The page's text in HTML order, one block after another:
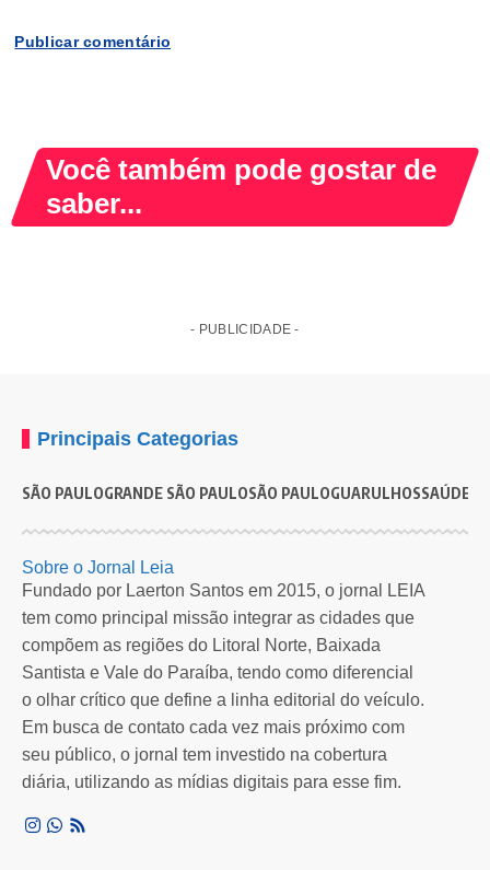
Você também pode gostar de
saber...
SAÚDE
Ônibus da Oftalmologia atende 200 pessoas em São
Bernardo
Ônibus da Oftalmologia, veículo adaptado para consultas e exames
oftalmológicos, atendeu gratuitamente…
- PUBLICIDADE -
Principais Categorias
SÃO PAULOGRANDE SÃO PAULOSÃO PAULOGUARULHOSSAÚDE
Sobre o Jornal Leia
Fundado por Laerton Santos em 2015, o jornal LEIA
tem como principal missão integrar as cidades que
compõem as regiões do Litoral Norte, Baixada
Santista e Vale do Paraíba, tendo como diferencial
o olhar crítico que define a linha editorial do veículo.
Em busca de contato cada vez mais próximo com
seu público, o jornal tem investido na cobertura
diária, utilizando as mídias digitais para esse fim.